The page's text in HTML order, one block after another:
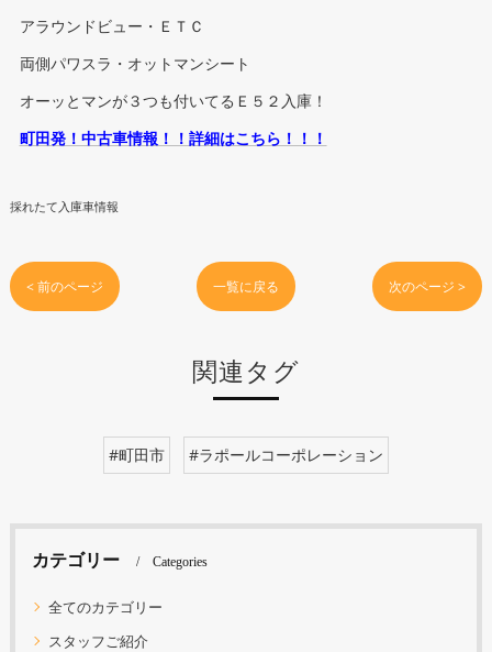
アラウンドビュー・ＥＴＣ
両側パワスラ・オットマンシート
オーッとマンが３つも付いてるＥ５２入庫！
町田発！中古車情報！！詳細はこちら！！！
採れたて入庫車情報
< 前のページ 一覧に戻る 次のページ >
関連タグ
#町田市 #ラポールコーポレーション
カテゴリー Categories
全てのカテゴリー
スタッフご紹介